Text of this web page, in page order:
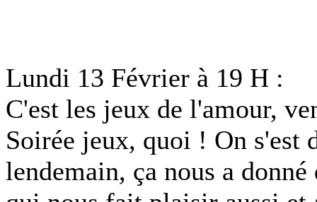
Lundi 13 Février à 19 H :
C'est les jeux de l'amour,
Soirée jeux, quoi ! On s'est
lendemain, ça nous a